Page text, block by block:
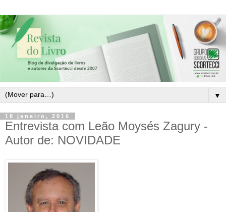
▼
18 janeiro, 2016
Entrevista com Leão Moysés Zagury -
Autor de: NOVIDADE